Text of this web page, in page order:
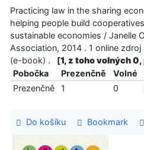
Practicing law in the sharing
helping people build
sustainable economies / Janelle
Association, 2014 . 1 online
(e-book) .
[1, z toho volných 0,
Pobočka
Prezenčně Volné
Prezenčně
1 0
Do košíku Bookmark